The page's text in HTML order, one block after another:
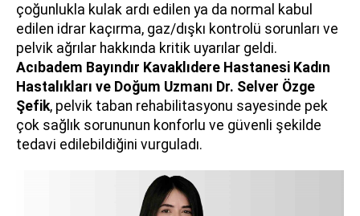
çoğunlukla kulak ardı edilen ya da normal kabul
edilen idrar kaçırma, gaz/dışkı kontrolü sorunları ve
pelvik ağrılar hakkında kritik uyarılar geldi.
Acıbadem Bayındır Kavaklıdere Hastanesi Kadın
Hastalıkları ve Doğum Uzmanı Dr. Selver Özge
Şefik, pelvik taban rehabilitasyonu sayesinde pek
çok sağlık sorununun konforlu ve güvenli şekilde
tedavi edilebildiğini vurguladı.